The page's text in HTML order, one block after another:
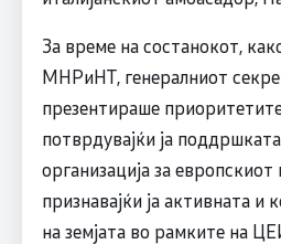
За време на состанокот,
МНРиНТ, генералниот
презентираше
потврдувајќи ја
организација за
признавајќи ја активната и
на земјата во рамките на